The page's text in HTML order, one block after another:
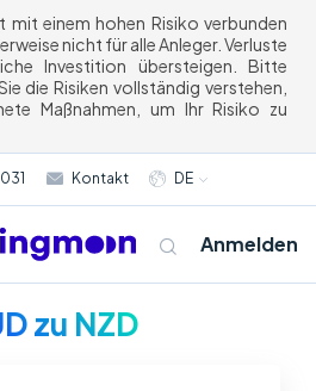
mit einem hohen Risiko verbunden
nicht für alle Anleger. Verluste
Investition übersteigen. Bitte
die Risiken vollständig verstehen,
Maßnahmen, um Ihr Risiko zu
Kontakt DE
Anmelden
zu NZD